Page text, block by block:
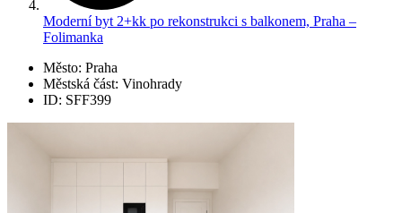
Moderní byt 2+kk po rekonstrukci s balkonem, Praha –
Folimanka
Město: Praha
Městská část: Vinohrady
ID: SFF399